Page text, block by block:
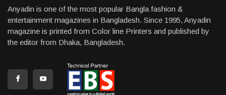
Anyadin is one of the most popular Bangla fashion &
entertainment magazines in Bangladesh. Since 1995, Anyadin
magazine is printed from Color line Printers and published by
the editor from Dhaka, Bangladesh.